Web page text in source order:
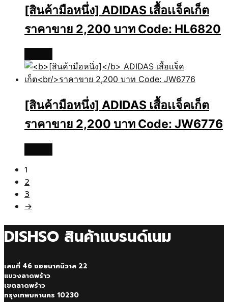
[สินค้ามือหนึ่ง] ADIDAS เสื้อเเจ็คเก็ต
ราคาขาย 2,200 บาท Code: HL6820
[สินค้ามือหนึ่ง] ADIDAS เสื้อเเจ็คเก็ต
ราคาขาย 2,200 บาท Code: JW6776
1
2
3
→
DISHSO สินค้าแบรนด์เนม
เลขที่ 46 ซอยนาคนิวาส 22
แขวงลาดพร้าว
เขตลาดพร้าว
กรุงเทพมหานคร 10230